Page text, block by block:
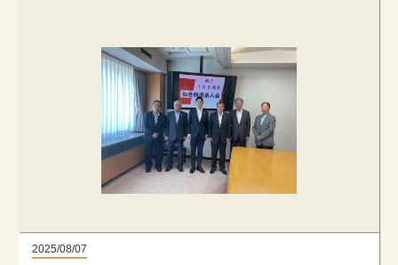
2025/08/07